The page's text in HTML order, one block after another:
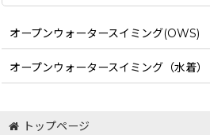
オープンウォータースイミング(OWS)
オープンウォータースイミング（水着）
トップページ